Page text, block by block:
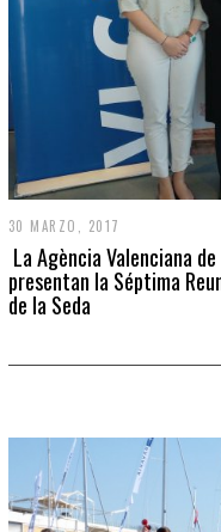
30 MARZO, 2017
La Agència Valenciana
presentan la Séptima
de la Seda